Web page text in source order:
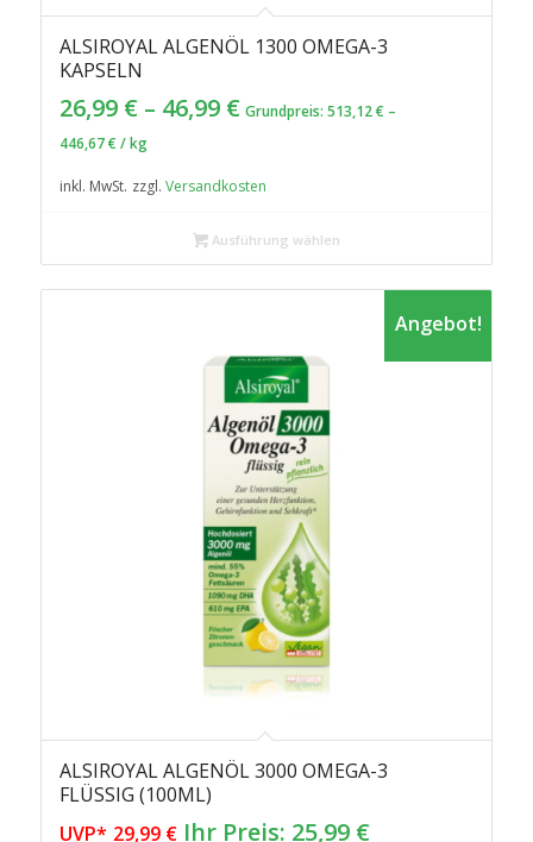
ALSIROYAL ALGENÖL 1300 OMEGA-3
KAPSELN
26,99 €– 46,99 € Grundpreis: 513,12€ –
446,67€ /kg
inkl. MwSt. zzgl. Versandkosten
Ausführung wählen
ALSIROYAL ALGENÖL 3000 OMEGA-3
FLÜSSIG (100ML)
UVP* 29,99 € Ursprünglicher
Ihr Preis: 25,99 €Aktueller
Angebot!